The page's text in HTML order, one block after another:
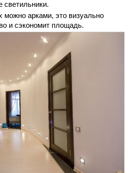
светильники.
можно арками, это визуально
и сэкономит площадь.